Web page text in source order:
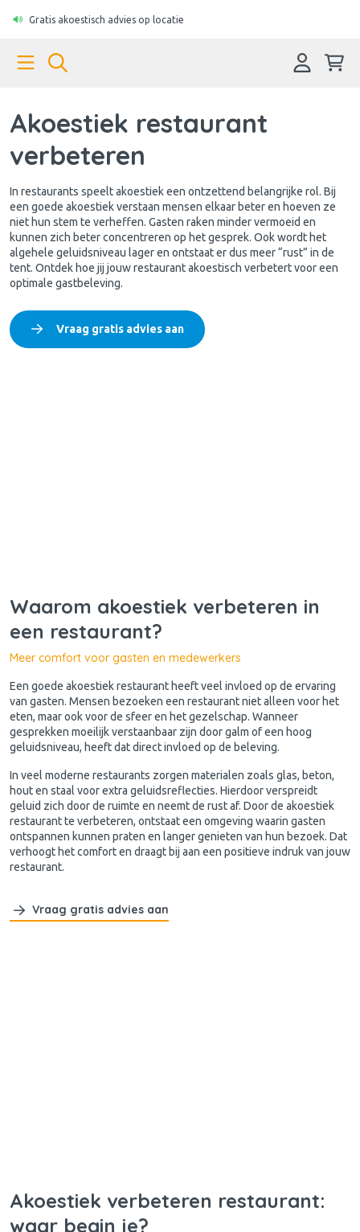
Gratis akoestisch advies op locatie
Akoestiek restaurant
verbeteren
In restaurants speelt akoestiek een ontzettend belangrijke rol. Bij
een goede akoestiek verstaan mensen elkaar beter en hoeven ze
niet hun stem te verheffen. Gasten raken minder vermoeid en
kunnen zich beter concentreren op het gesprek. Ook wordt het
algehele geluidsniveau lager en ontstaat er dus meer “rust” in de
tent. Ontdek hoe jij jouw restaurant akoestisch verbetert voor een
optimale gastbeleving.
Vraag gratis advies aan
Waarom akoestiek verbeteren in
een restaurant?
Meer comfort voor gasten en medewerkers
Een goede akoestiek restaurant heeft veel invloed op de ervaring
van gasten. Mensen bezoeken een restaurant niet alleen voor het
eten, maar ook voor de sfeer en het gezelschap. Wanneer
gesprekken moeilijk verstaanbaar zijn door galm of een hoog
geluidsniveau, heeft dat direct invloed op de beleving.
In veel moderne restaurants zorgen materialen zoals glas, beton,
hout en staal voor extra geluidsreflecties. Hierdoor verspreidt
geluid zich door de ruimte en neemt de rust af. Door de akoestiek
restaurant te verbeteren, ontstaat een omgeving waarin gasten
ontspannen kunnen praten en langer genieten van hun bezoek. Dat
verhoogt het comfort en draagt bij aan een positieve indruk van jouw
restaurant.
Vraag gratis advies aan
Akoestiek verbeteren restaurant:
waar begin je?